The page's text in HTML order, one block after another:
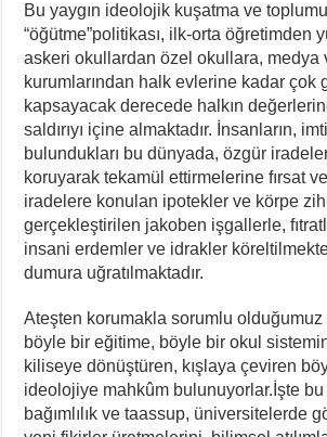
Bu yaygın ideolojik kuşatma ve
“öğütme”politikası, ilk-orta öğretimden
askeri okullardan özel okullara, medya
kurumlarından halk evlerine kadar çok
kapsayacak derecede halkın
saldırıyı içine almaktadır. İnsanların,
bulundukları bu dünyada, özgür
koruyarak tekamül ettirmelerine fırsat
iradelere konulan ipotekler ve körpe
gerçekleştirilen jakoben işgallerle,
insani erdemler ve idrakler
dumura uğratılmaktadır.
Ateşten korumakla sorumlu olduğumuz
böyle bir eğitime, böyle bir okul
kiliseye dönüştüren, kışlaya çeviren
ideolojiye mahkûm bulunuyorlar.İşte
bağımlılık ve taassup, üniversitelerde